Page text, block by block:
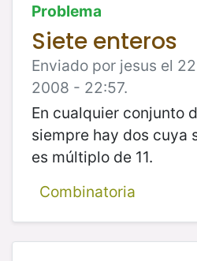
Problema
Siete enteros
Enviado por jesus el
2008 - 22:57.
En cualquier conjunto
siempre hay dos cuya
es múltiplo de 11.
Combinatoria